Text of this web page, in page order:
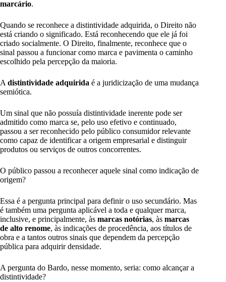
marcário.
Quando se reconhece a distintividade adquirida, o Direito não
está criando o significado. Está reconhecendo que ele já foi
criado socialmente. O Direito, finalmente, reconhece que o
sinal passou a funcionar como marca e pavimenta o caminho
escolhido pela percepção da maioria.
A distintividade adquirida é a juridicização de uma mudança
semiótica.
Um sinal que não possuía distintividade inerente pode ser
admitido como marca se, pelo uso efetivo e continuado,
passou a ser reconhecido pelo público consumidor relevante
como capaz de identificar a origem empresarial e distinguir
produtos ou serviços de outros concorrentes.
O público passou a reconhecer aquele sinal como indicação de
origem?
Essa é a pergunta principal para definir o uso secundário. Mas
é também uma pergunta aplicável a toda e qualquer marca,
inclusive, e principalmente, às marcas notórias, às marcas
de alto renome, às indicações de procedência, aos títulos de
obra e a tantos outros sinais que dependem da percepção
pública para adquirir densidade.
A pergunta do Bardo, nesse momento, seria: como alcançar a
distintividade?